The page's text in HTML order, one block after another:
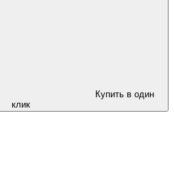
Купить в один
клик